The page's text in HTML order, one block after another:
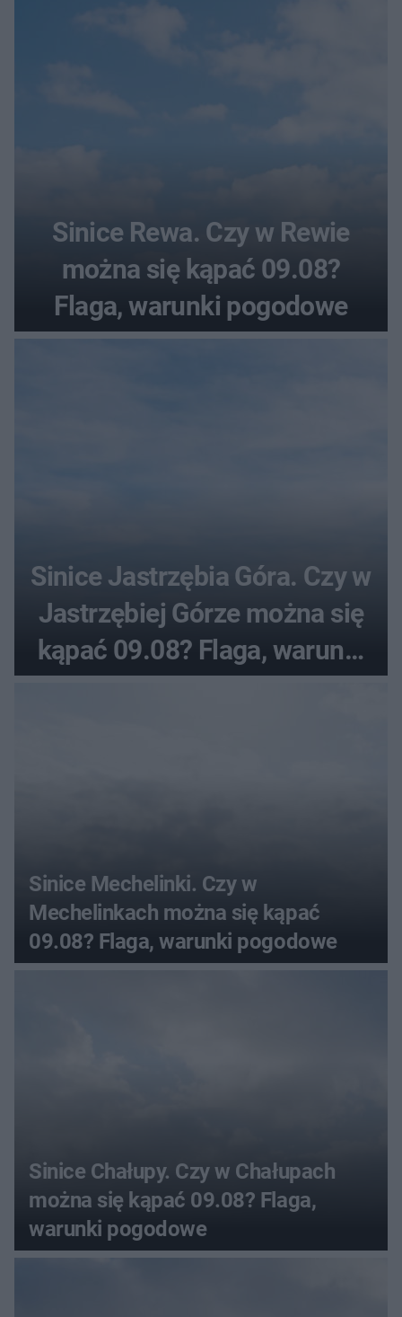
Sinice Rewa. Czy w Rewie
można się kąpać 09.08?
Flaga, warunki pogodowe
Sinice Jastrzębia Góra. Czy w
Jastrzębiej Górze można się
kąpać 09.08? Flaga, warunki
pogodowe
Sinice Mechelinki. Czy w
Mechelinkach można się kąpać
09.08? Flaga, warunki pogodowe
Sinice Chałupy. Czy w Chałupach
można się kąpać 09.08? Flaga,
warunki pogodowe